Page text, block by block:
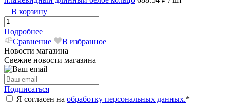
В корзину
Подробнее
Сравнение
В избранное
Новости магазина
Свежие новости магазина
Подписаться
Я согласен на обработку персональных данных.*